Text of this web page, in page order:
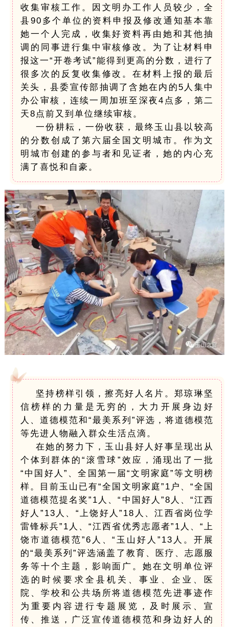
收集审核工作。因文明办工作人员较少，全
县90多个单位的资料申报及修改通知基本靠
她一个人完成，收集好资料再由她和其他抽
调的同事进行集中审核修改。为了让材料申
报这一“开卷考试”能得到更高的分数，进行了
很多次的反复收集修改。在材料上报的最后
关头，县委宣传部抽调了含她在内的5人集中
办公审核，连续一周加班至深夜4点多，第二
天8点前又到单位继续审核。
一份耕耘，一份收获，最终玉山县以较高
的分数创成了第六届全国文明城市。作为文
明城市创建的参与者和见证者，她的内心充
满了喜悦和自豪。
坚持榜样引领，擦亮好人名片。郑琼琳坚
信榜样的力量是无穷的，大力开展身边好
人、道德模范和“最美系列”评选，将道德模范
等先进人物融入群众生活点滴。
在她的努力下，玉山县好人好事呈现出从
个体到群体的“滚雪球”效应，涌现出了一批
“中国好人”、全国第一届“文明家庭”等文明榜
样。目前玉山已有“全国文明家庭”1户、“全国
道德模范提名奖”1人、“中国好人”8人、“江西
好人”13人、“上饶好人”18人、江西省岗位学
雷锋标兵”1人、“江西省优秀志愿者”1人、“上
饶市道德模范”6人、“玉山好人”13人。开展
的“最美系列”评选涵盖了教育、医疗、志愿服
务等十个主题，影响面广。她在文明单位评
选的时候要求全县机关、事业、企业、医
院、学校和公共场所将道德模范先进事迹作
为重要内容进行专题展览，及时展示、宣
传、推送，广泛宣传道德模范和身边好人的